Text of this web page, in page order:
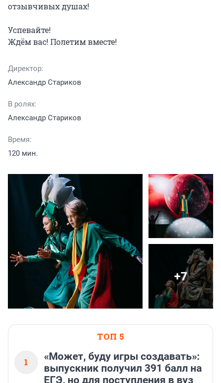
отзывчивых душах!
Успевайте!
Ждём вас! Полетим вместе!
Директор:
Александр Стариков
В ролях:
Александр Стариков
Время:
120 мин.
+7
ТОП 5
1
«Может, буду игры создавать»:
выпускник получил 391 балл на
ЕГЭ, но для поступления в вуз